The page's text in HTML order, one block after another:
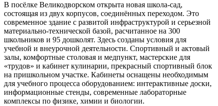
В посёлке Великодворском открыта новая школа-сад,
состоящая из двух корпусов, соединённых переходом. Это
современное здание с развитой инфраструктурой и серьезной
материально-технической базой, расчитанное на 300
школьников и 95 дошколят. Здесь созданы условия для
учебной и внеурочной деятельности. Спортивный и актовый
залы, комфортные столовая и медпункт, мастерские для
«трудов» и кабинет кулинарии, прекрасный спортивный блок
на пришкольном участке. Кабинеты оснащены необходимым
для учебного процесса оборудованием: интерактивные доски,
информационные стенды, современные лабораторные
комплексы по физике, химии и биологии.